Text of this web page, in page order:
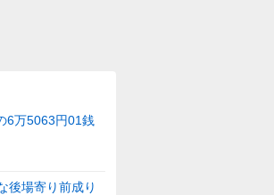
6万5063円01銭
後場寄り前成り